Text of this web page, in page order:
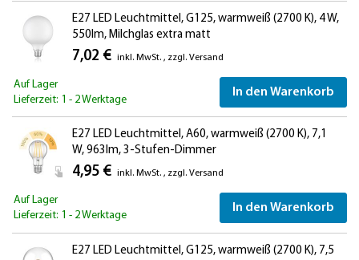
E27 LED Leuchtmittel, G125, warmweiß (2700 K), 4 W,
550lm, Milchglas extra matt
7,02 € inkl. MwSt. , zzgl. Versand
Auf Lager
Lieferzeit: 1 - 2 Werktage
In den Warenkorb
E27 LED Leuchtmittel, A60, warmweiß (2700 K), 7,1
W, 963lm, 3-Stufen-Dimmer
4,95 € inkl. MwSt. , zzgl. Versand
Auf Lager
Lieferzeit: 1 - 2 Werktage
In den Warenkorb
E27 LED Leuchtmittel, G125, warmweiß (2700 K), 7,5